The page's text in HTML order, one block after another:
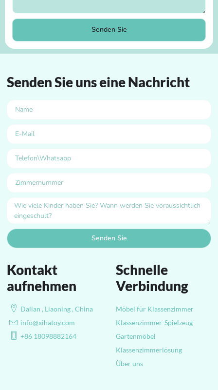
Senden Sie
Schnelle
Verbindung
Möbel für Klassenzimmer
Klassenzimmer-Spielzeug
Gartenmöbel
Klassenzimmerlösung
Über uns
Kontakt
aufnehmen
Dalian , Liaoning , China
info@xihatoy.com
+86 18098882164
Senden Sie uns eine Nachricht
Senden Sie